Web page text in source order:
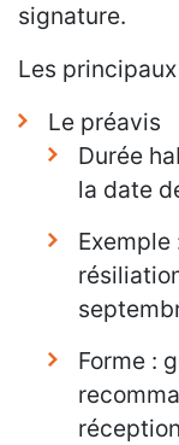
signature.
Les
Le préavis
Durée
la date
Forme :